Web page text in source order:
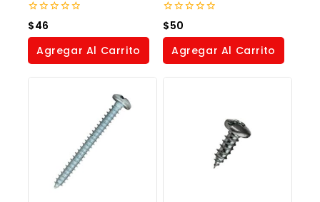
0
out
of
$46
Agregar Al Carrito
0
out
of
$50
Agregar Al Carrito